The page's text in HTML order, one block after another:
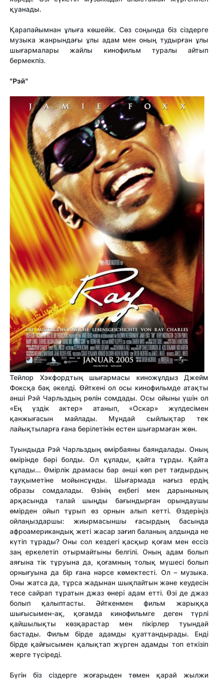
қуанады.
Қарапайымнан ұлыға көшейік. Сөз соңында біз сіздерге
музыка жанрындағы ұлы адам мен оның тудырған ұлы
шығармалары жайлы кинофильм туралы айтып
бермекпіз.
"Рэй"
Тейлор Хэкфордтың шығармасы киножұлдыз Джейм
Фоксқа бақ әкелді. Өйткені ол осы кинофильмде атақты
әнші Рэй Чарльздың рөлін сомдады. Осы ойыны үшін ол
«Ең үздік актер» атанып, «Оскар» жүлдесімен
қанжығасын майлады. Мұндай сыйлықтар тек
лайықтыларға ғана берілетінін естен шығармаған жөн.
Туындыда Рэй Чарльздың өмірбаяны баяндалады. Оның
өмірінде бәрі болды. Ол құлады, қайта тұрды. Қайта
құлады... Өмірлік драмасы бар әнші көп рет тағдырдың
тауқыметіне мойынсұнды. Шығармада нағыз ердің
образы сомдалады. Өзінің еңбегі мен дарынының
арқасында талай шыңды бағындырған орындаушы
өмірден ойып тұрып өз орнын алып кетті. Өздеріңіз
ойлаңыздаршы: жиырмасыншы ғасырдың басында
афроамерикандық жеті жасар зағип баланың алдында не
күтіп тұрады? Оны сол кездегі қасқыр қоғам мен ессіз
заң еркелетіп отырмайтыны белгілі. Оның адам болып
аяғына тік тұруына да, қоғамның толық мүшесі болып
орнығуына да бір ғана нәрсе көмектесті. Ол – музыка.
Оны жатса да, тұрса жадынан шықпайтын және кеудесін
тесе сайрап тұратын джаз өнері адам етті. Өзі де джаз
болып қалыптасты. Әйткенмен фильм жарыққа
шығысымен-ақ, қоғамда кинофильмге деген түрлі
қайшылықты көзқарастар мен пікірлер туындай
бастады. Фильм бірде адамды қуаттандырады. Енді
бірде қайғысымен қалықтап жүрген адамды топ еткізіп
жерге түсіреді.
Бүгін біз сіздерге жоғарыден төмен қарай жылжи